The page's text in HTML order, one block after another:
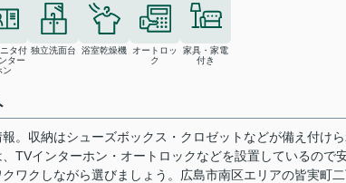
タ付
ター
ン
独立洗面台 浴室乾燥機
オートロッ
ク
家具・家電
付き
。収納はシューズボックス・クロゼットなどが備え付け
TVインターホン・オートロックなどを設置しているので
ワクしながら選びましょう。広島市南区エリアの皆実町